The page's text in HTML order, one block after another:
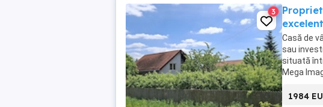
3
Casă de
sau
situată
Mega
1984